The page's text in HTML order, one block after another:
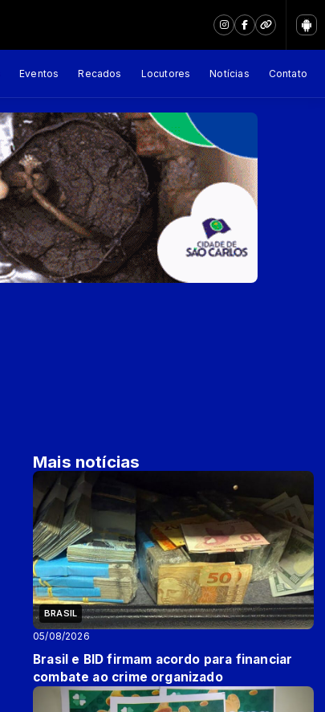
Eventos Recados Locutores Notícias Contato
Mais notícias
BRASIL
05/08/2026
Brasil e BID firmam acordo para financiar
combate ao crime organizado